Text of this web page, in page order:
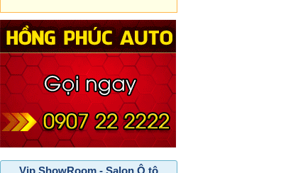
Vip ShowRoom - Salon Ô tô